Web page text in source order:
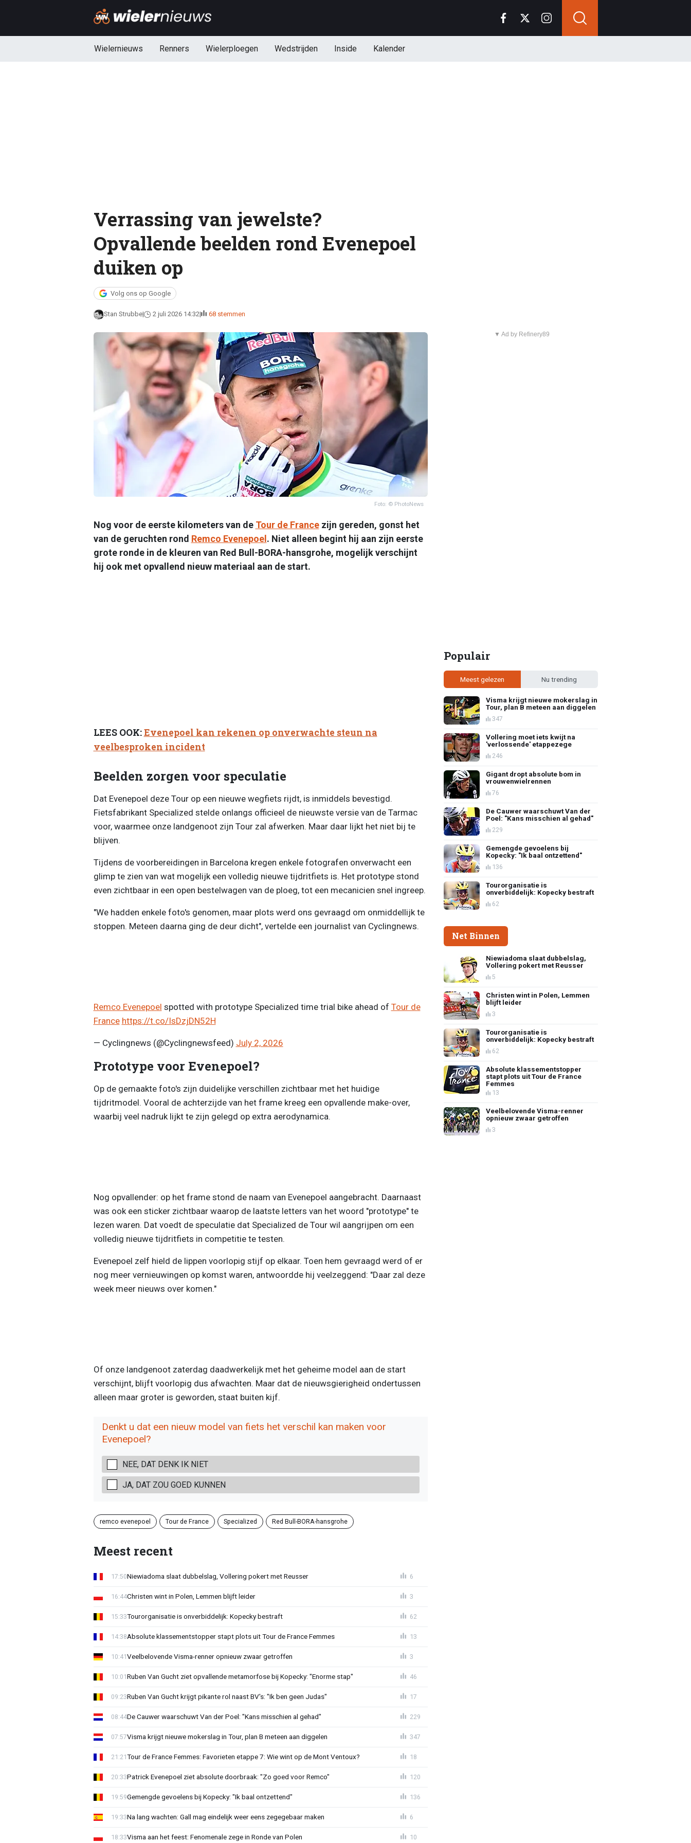
Wielernieuws Renners Wielerploegen Wedstrijden Inside Kalender
Verrassing van jewelste?
Opvallende beelden rond Evenepoel
duiken op
Volg ons op Google
Stan Strubbe 2 juli 2026 14:32 68 stemmen
Foto: © PhotoNews
Nog voor de eerste kilometers van de Tour de Francezijn gereden, gonst het
van de geruchten rond Remco Evenepoel. Niet alleen begint hij aan zijn eerste
grote ronde in de kleuren van Red Bull-BORA-hansgrohe, mogelijk verschijnt
hij ook met opvallend nieuw materiaal aan de start.
LEES OOK:Evenepoel kan rekenen op onverwachte steun na
veelbesproken incident
Beelden zorgen voor speculatie
Dat Evenepoel deze Tour op een nieuwe wegfiets rijdt, is inmiddels bevestigd.
Fietsfabrikant Specialized stelde onlangs officieel de nieuwste versie van de Tarmac
voor, waarmee onze landgenoot zijn Tour zal afwerken. Maar daar lijkt het niet bij te
blijven.
Tijdens de voorbereidingen in Barcelona kregen enkele fotografen onverwacht een
glimp te zien van wat mogelijk een volledig nieuwe tijdritfiets is. Het prototype stond
even zichtbaar in een open bestelwagen van de ploeg, tot een mecanicien snel ingreep.
"We hadden enkele foto's genomen, maar plots werd ons gevraagd om onmiddellijk te
stoppen. Meteen daarna ging de deur dicht", vertelde een journalist van Cyclingnews.
Remco Evenepoel spotted with prototype Specialized time trial bike ahead of Tour de
France https://t.co/IsDzjDN52H
— Cyclingnews (@Cyclingnewsfeed) July 2, 2026
Prototype voor Evenepoel?
Op de gemaakte foto's zijn duidelijke verschillen zichtbaar met het huidige
tijdritmodel. Vooral de achterzijde van het frame kreeg een opvallende make-over,
waarbij veel nadruk lijkt te zijn gelegd op extra aerodynamica.
Nog opvallender: op het frame stond de naam van Evenepoel aangebracht. Daarnaast
was ook een sticker zichtbaar waarop de laatste letters van het woord "prototype" te
lezen waren. Dat voedt de speculatie dat Specialized de Tour wil aangrijpen om een
volledig nieuwe tijdritfiets in competitie te testen.
Evenepoel zelf hield de lippen voorlopig stijf op elkaar. Toen hem gevraagd werd of er
nog meer vernieuwingen op komst waren, antwoordde hij veelzeggend: "Daar zal deze
week meer nieuws over komen."
Of onze landgenoot zaterdag daadwerkelijk met het geheime model aan de start
verschijnt, blijft voorlopig dus afwachten. Maar dat de nieuwsgierigheid ondertussen
alleen maar groter is geworden, staat buiten kijf.
Denkt u dat een nieuw model van fiets het verschil kan maken voor
Evenepoel?
NEE, DAT DENK IK NIET
JA, DAT ZOU GOED KUNNEN
remco evenepoel Tour de France Specialized Red Bull-BORA-hansgrohe
Meest recent
Niewiadoma slaat dubbelslag, Vollering pokert met Reusser
17:50 6
Christen wint in Polen, Lemmen blijft leider
16:44 3
Tourorganisatie is onverbiddelijk: Kopecky bestraft
15:33 62
Absolute klassementstopper stapt plots uit Tour de France Femmes
14:38 13
Veelbelovende Visma-renner opnieuw zwaar getroffen
10:41 3
Ruben Van Gucht ziet opvallende metamorfose bij Kopecky: "Enorme stap"
10:01 46
Ruben Van Gucht krijgt pikante rol naast BV's: "Ik ben geen Judas"
09:23 17
De Cauwer waarschuwt Van der Poel: "Kans misschien al gehad"
08:44 229
Visma krijgt nieuwe mokerslag in Tour, plan B meteen aan diggelen
07:57 347
Tour de France Femmes: Favorieten etappe 7: Wie wint op de Mont Ventoux?
21:21 18
Patrick Evenepoel ziet absolute doorbraak: "Zo goed voor Remco"
20:33 120
Gemengde gevoelens bij Kopecky: "Ik baal ontzettend"
19:59 136
Na lang wachten: Gall mag eindelijk weer eens zegegebaar maken
19:33 6
Visma aan het feest: Fenomenale zege in Ronde van Polen
18:33 10
▼ Ad by Refinery89
Populair
Meest gelezen Nu trending
Visma krijgt nieuwe mokerslag in
Tour, plan B meteen aan diggelen
347
Vollering moet iets kwijt na
'verlossende' etappezege
246
Gigant dropt absolute bom in
vrouwenwielrennen
76
De Cauwer waarschuwt Van der
Poel: "Kans misschien al gehad"
229
Gemengde gevoelens bij
Kopecky: "Ik baal ontzettend"
136
Tourorganisatie is
onverbiddelijk: Kopecky bestraft
62
Net Binnen
Niewiadoma slaat dubbelslag,
Vollering pokert met Reusser
5
Christen wint in Polen, Lemmen
blijft leider
3
Tourorganisatie is
onverbiddelijk: Kopecky bestraft
62
Absolute klassementstopper
stapt plots uit Tour de France
Femmes
13
Veelbelovende Visma-renner
opnieuw zwaar getroffen
3